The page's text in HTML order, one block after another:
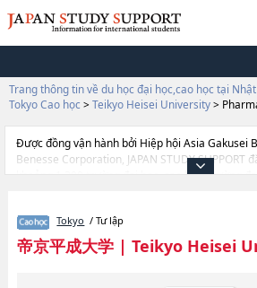
Trang thông tin về du học đại học,cao học tại Nhật
Tokyo Cao học > Teikyo Heisei University>
Được đồng vận hành bởi Hiệp hội Asia Gakusei
Benesse Corporation, JAPAN STUDY SUPPORT
khoảng 1.300 trường đại học, cao học, trường
tin cần thiết dành cho du học sinh, như là về các
InformationhoặcHealth SciencehoặcClinical
PsychologyhoặcPharmaceutical Scienceｓ
Tokyo / Tư lập
帝京平成大学| Teikyo Heisei